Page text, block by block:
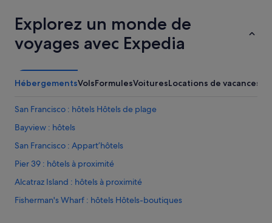
Explorez un monde de
voyages avec Expedia
HébergementsVolsFormulesVoituresLocations de vacances
San Francisco : hôtels Hôtels de plage
Bayview : hôtels
San Francisco : Appart’hôtels
Pier 39 : hôtels à proximité
Alcatraz Island : hôtels à proximité
Fisherman's Wharf : hôtels Hôtels-boutiques